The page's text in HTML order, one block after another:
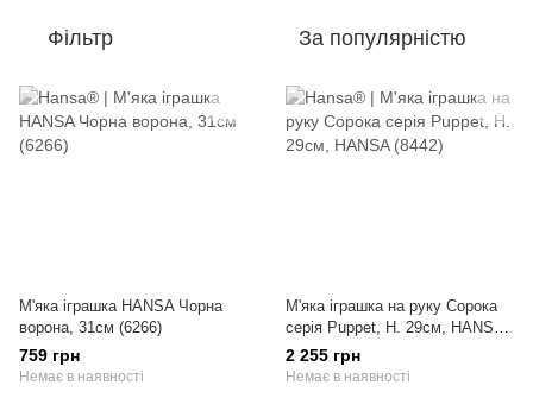
Фільтр За популярністю
М'яка іграшка HANSA Чорна
ворона, 31см (6266)
759 грн
Немає в наявності
М'яка іграшка на руку Сорока
серія Puppet, H. 29см, HANSA
(8442)
2 255 грн
Немає в наявності